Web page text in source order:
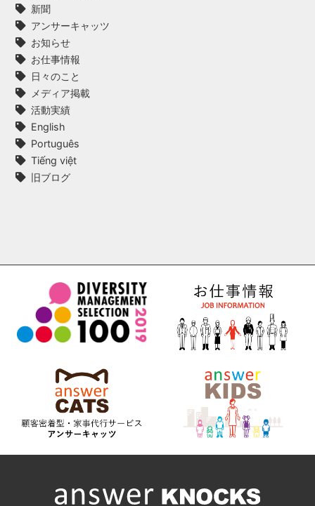
新聞
アンサーキャッツ
お知らせ
お仕事情報
日々のこと
メディア掲載
活動実績
English
Português
Tiếng việt
旧ブログ